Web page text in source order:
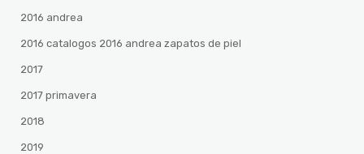
2016 andrea
2016 catalogos 2016 andrea zapatos de piel
2017
2017 primavera
2018
2019